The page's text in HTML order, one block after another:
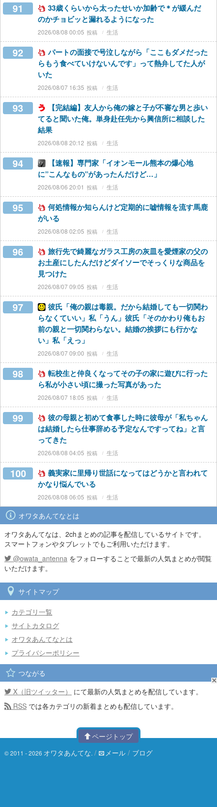
91
33歳くらいから太ったせいか加齢で＊が緩んだ
のかチョビッと漏れるようになった
2026/08/08 00:05 生活
92
パートの面接で号泣しながら「ここもダメだった
らもう食べていけないんです」って熱弁してた人が
いた
2026/08/07 16:35 生活
93
【完結編】友人から俺の嫁と子が不審な男と歩い
てると聞いた俺。単身赴任先から興信所に相談した
結果
2026/08/08 20:12 生活
94
【速報】専門家「イオンモール熊本の爆心地
に”こんなもの”があったんだけど…」
2026/08/06 20:01 生活
95
何処情報か知らんけど定期的に嘘情報を流す馬鹿
がいる
2026/08/08 02:05 生活
96
旅行先で綺麗なガラス工房の灰皿を愛煙家の父の
お土産にしたんだけどダイソーでそっくりな商品を
見つけた
2026/08/07 09:05 生活
97
彼氏「俺の親は毒親。だから結婚しても一切関わ
らなくていい」私「うん」彼氏「そのかわり俺もお
前の親と一切関わらない。結婚の挨拶にも行かな
い」私「えっ」
2026/08/07 09:00 生活
98
転校生と仲良くなってその子の家に遊びに行った
ら私が小さい頃に撮った写真があった
2026/08/07 18:05 生活
99
彼の母親と初めて食事した時に彼母が「私ちゃん
は結婚したら仕事辞める予定なんですってね」と言
ってきた
2026/08/08 04:05 生活
100
義実家に里帰り世話になってはどうかと言われて
かなり悩んでいる
2026/08/08 06:05 生活
オワタあんてなとは
オワタあんてなは、2chまとめの記事を配信しているサイトです。
スマートフォンやタブレットでもご利用いただけます。
@owata_antenna をフォローすることで最新の人気まとめが閲覧
いただけます。
サイトマップ
カテゴリ一覧
サイトカタログ
オワタあんてなとは
プライバシーポリシー
つながる
X（旧ツイッター）
にて最新の人気まとめを配信しています。
RSS では各カテゴリの新着まとめも配信しています。
ページトップ
© 2011 - 2026 オワタあんてな. / メール / ブログ